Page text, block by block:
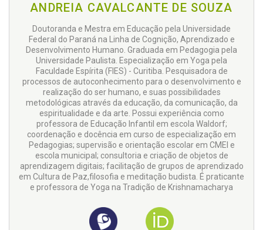
ANDREIA CAVALCANTE DE SOUZA
Doutoranda e Mestra em Educação pela Universidade
Federal do Paraná na Linha de Cognição, Aprendizado e
Desenvolvimento Humano. Graduada em Pedagogia pela
Universidade Paulista. Especialização em Yoga pela
Faculdade Espírita (FIES) - Curitiba. Pesquisadora de
processos de autoconhecimento para o desenvolvimento e
realização do ser humano, e suas possibilidades
metodológicas através da educação, da comunicação, da
espiritualidade e da arte. Possui experiência como
professora de Educação Infantil em escola Waldorf;
coordenação e docência em curso de especialização em
Pedagogias; supervisão e orientação escolar em CMEI e
escola municipal; consultoria e criação de objetos de
aprendizagem digitais; facilitação de grupos de aprendizado
em Cultura de Paz,filosofia e meditação budista. É praticante
e professora de Yoga na Tradição de Krishnamacharya